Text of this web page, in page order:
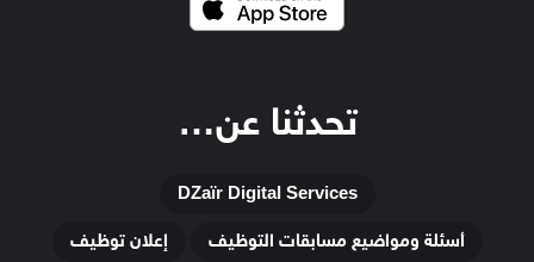
تحدثنا عن…
DZaïr Digital Services
أسئلة ومواضيع مسابقات التوظيف
إعلان توظيف